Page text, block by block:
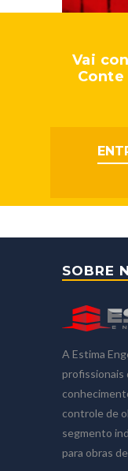
Vai
SOBRE
A Estima
profissionais
controle de
segmento
para obras